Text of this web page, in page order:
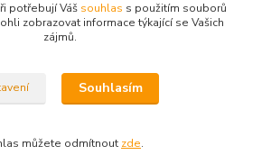
2013 - 2026 Dlata.eu
potřebují Váš souhlas s použitím souborů
zobrazovat informace týkající se Vašich
zájmů.
Souhlasím
můžete odmítnout zde.